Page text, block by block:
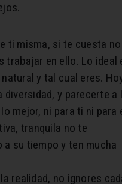
ti misma, si te cuesta
trabajar en ello. Lo ideal
y tal cual eres.
diversidad, y parecerte a
mejor, ni para ti ni para
tranquila no te
su tiempo y ten mucha
realidad, no ignores